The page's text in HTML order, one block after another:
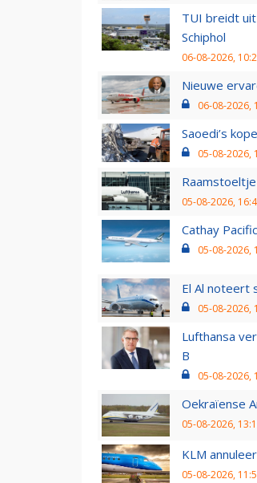
TUI breidt
Schiphol
06-08-2026,
Nieuwe
06-08-2026,
Saoedi’s
05-08-2026,
05-08-2026,
Cathay
05-08-2026,
El Al noteert
05-08-2026,
Lufthansa
B
05-08-2026,
Oekraïense
05-08-2026,
KLM
05-08-2026,